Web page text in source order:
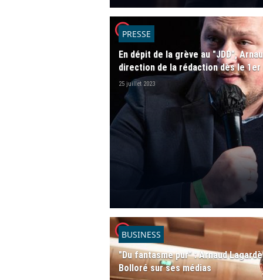
player2PRESSE
En dépit de la grève au "JDD",
direction de la rédaction dès le 1er
25 juillet 2023
player2
BUSINESS
"Du fantasme pur" : Arnaud
Bolloré sur ses médias